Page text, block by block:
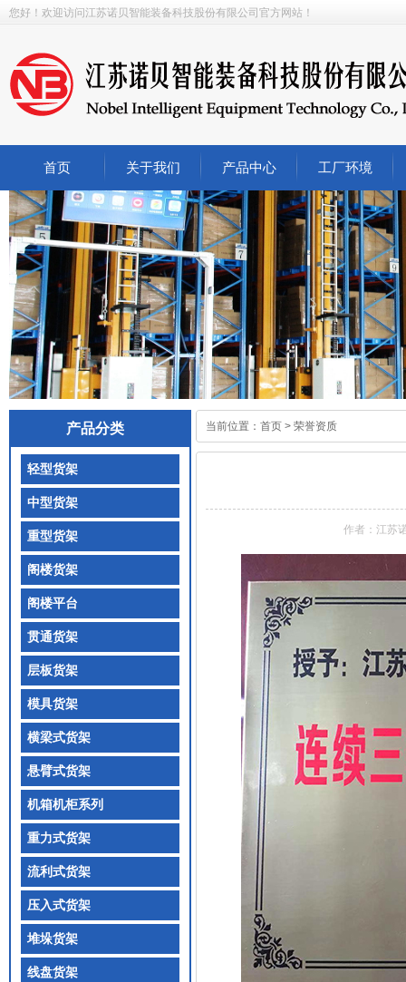
您好！欢迎访问江苏诺贝智能装备科技股份有限公司 官方网站 ！
首页 关于我们 产品中心 工厂环境
当前位置： 首页 > 荣誉资质
作者：江苏
产品分类
轻型货架
中型货架
重型货架
阁楼货架
阁楼平台
贯通货架
层板货架
模具货架
横梁式货架
悬臂式货架
机箱机柜系列
重力式货架
流利式货架
压入式货架
堆垛货架
线盘货架